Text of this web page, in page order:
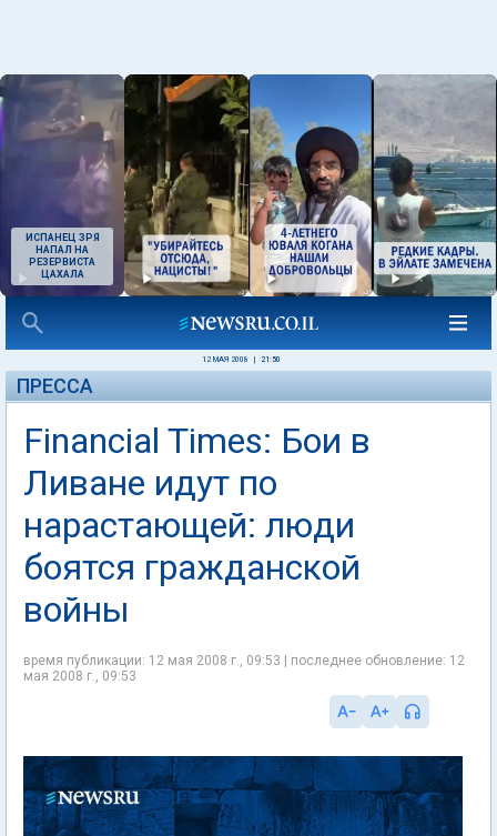
ИСПАНЕЦ ЗРЯ
НАПАЛ НА
РЕЗЕРВИСТА
ЦАХАЛА
12 МАЯ 2008 21:50
ПРЕССА
Financial Times: Бои в
Ливане идут по
нарастающей: люди
боятся гражданской
войны
время публикации: 12 мая 2008 г., 09:53 | последнее обновление: 12
мая 2008 г., 09:53